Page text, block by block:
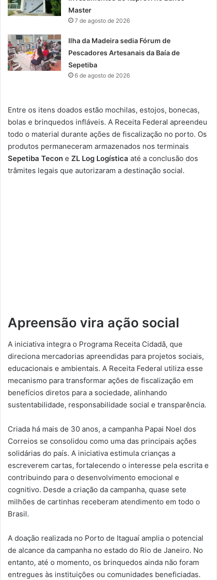
Master
7 de agosto de 2026
Ilha da Madeira sedia Fórum de
Pescadores Artesanais da Baía de
Sepetiba
6 de agosto de 2026
Entre os itens doados estão mochilas, estojos, bonecas,
bolas e brinquedos infláveis. A Receita Federal apreendeu
todo o material durante ações de fiscalização no porto. Os
produtos permaneceram armazenados nos terminais
Sepetiba Tecon e ZL Log Logística até a conclusão dos
trâmites legais que autorizaram a destinação social.
Apreensão vira ação social
A iniciativa integra o Programa Receita Cidadã, que
direciona mercadorias apreendidas para projetos sociais,
educacionais e ambientais. A Receita Federal utiliza esse
mecanismo para transformar ações de fiscalização em
benefícios diretos para a sociedade, alinhando
sustentabilidade, responsabilidade social e transparência.
Criada há mais de 30 anos, a campanha Papai Noel dos
Correios se consolidou como uma das principais ações
solidárias do país. A iniciativa estimula crianças a
escreverem cartas, fortalecendo o interesse pela escrita e
contribuindo para o desenvolvimento emocional e
cognitivo. Desde a criação da campanha, quase sete
milhões de cartinhas receberam atendimento em todo o
Brasil.
A doação realizada no Porto de Itaguaí amplia o potencial
de alcance da campanha no estado do Rio de Janeiro. No
entanto, até o momento, os brinquedos ainda não foram
entregues às instituições ou comunidades beneficiadas.